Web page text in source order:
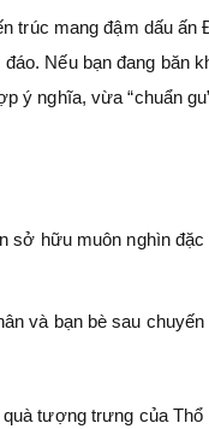
trúc mang đậm dấu ấn
Nếu bạn đang băn
ý nghĩa, vừa “chuẩn
sở hữu muôn nghìn đặc
và bạn bè sau chuyến
tượng trưng của Thổ